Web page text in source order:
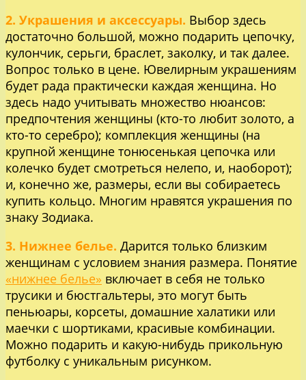
2. Украшения и аксессуары. Выбор здесь
достаточно большой, можно подарить цепочку,
кулончик, серьги, браслет, заколку, и так далее.
Вопрос только в цене. Ювелирным украшениям
будет рада практически каждая женщина. Но
здесь надо учитывать множество нюансов:
предпочтения женщины (кто-то любит золото, а
кто-то серебро); комплекция женщины (на
крупной женщине тонюсенькая цепочка или
колечко будет смотреться нелепо, и, наоборот);
и, конечно же, размеры, если вы собираетесь
купить кольцо. Многим нравятся украшения по
знаку Зодиака.
3. Нижнее белье. Дарится только близким
женщинам с условием знания размера. Понятие
«нижнее белье» включает в себя не только
трусики и бюстгальтеры, это могут быть
пеньюары, корсеты, домашние халатики или
маечки с шортиками, красивые комбинации.
Можно подарить и какую-нибудь прикольную
футболку с уникальным рисунком.